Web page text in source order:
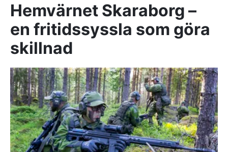
Hemvärnet Skaraborg –
en fritidssyssla som göra
skillnad